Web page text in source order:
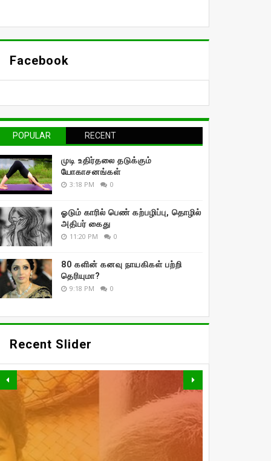
Facebook
POPULAR RECENT
முடி உதிர்தலை தடுக்கும்
யோகாசனங்கள்
3:18 PM 0
ஓடும் காரில் பெண் கற்பழிப்பு, தொழில்
அதிபர் கைது
11:20 PM 0
80 களின் கனவு நாயகிகள் பற்றி
தெரியுமா?
9:18 PM 0
Recent Slider